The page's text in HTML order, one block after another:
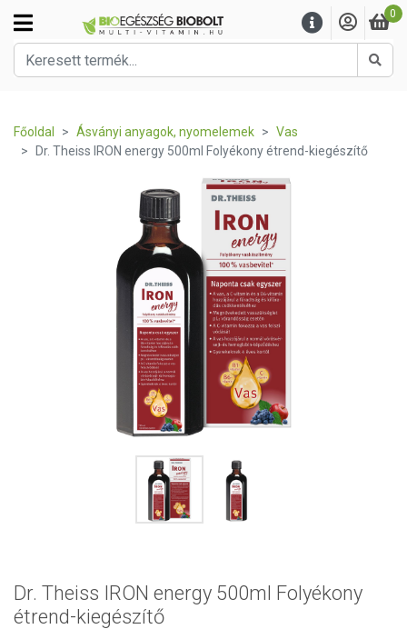
0
Főoldal Ásványi anyagok, nyomelemek
Vas
Dr. Theiss IRON energy 500ml Folyékony étrend-kiegészítő
Dr. Theiss IRON energy 500ml Folyékony
étrend-kiegészítő